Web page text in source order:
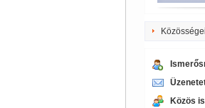
Közösségei
Közös